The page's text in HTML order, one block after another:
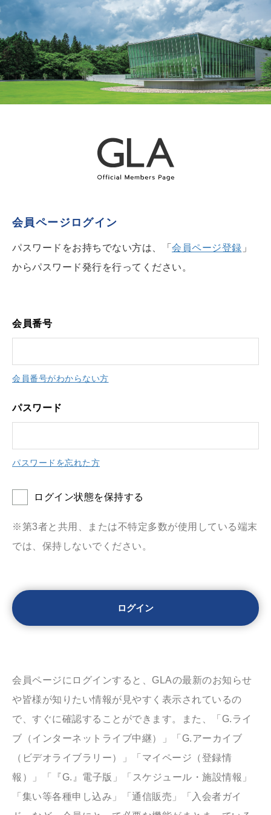
会員ページログイン
パスワードをお持ちでない方は、「 会員ページ登録 」
からパスワード発行を行ってください。
会員番号
会員番号がわからない方
パスワード
パスワードを忘れた方
ログイン状態を保持する
※第3者と共用、または不特定多数が使用している端末
では、保持しないでください。
会員ページにログインすると、GLAの最新のお知らせ
や皆様が知りたい情報が見やすく表示されているの
で、すぐに確認することができます。また、「G.ライ
ブ（インターネットライブ中継）」「G.アーカイブ
（ビデオライブラリー）」「マイページ（登録情
報）」「『G.』電子版」「スケジュール・施設情報」
「集い等各種申し込み」「通信販売」「入会者ガイ